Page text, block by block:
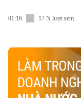
01:16 17 N lượt xem